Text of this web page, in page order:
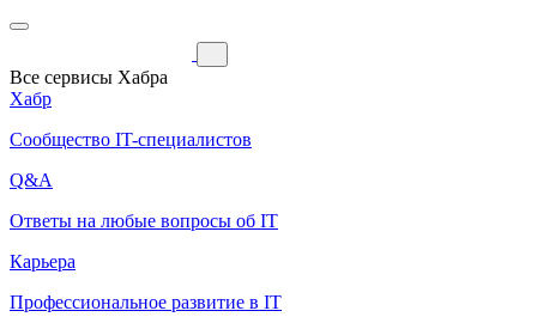
Все сервисы Хабра
Хабр
Сообщество IT-специалистов
Q&A
Ответы на любые вопросы об IT
Карьера
Профессиональное развитие в IT